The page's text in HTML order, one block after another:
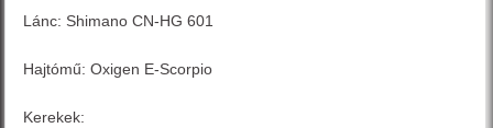
Lánc: Shimano CN-HG 601
Hajtómű: Oxigen E-Scorpio
Kerekek: